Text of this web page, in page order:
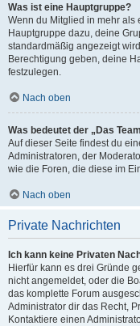
Was ist eine Hauptgruppe?
Wenn du Mitglied in mehr als
Hauptgruppe dazu, deine
standardmäßig angezeigt
Berechtigung geben, deine
festzulegen.
Nach oben
Was bedeutet der „Das
Auf dieser Seite findest du
Administratoren, der
wie die Foren, die diese im
Nach oben
Private Nachrichten
Ich kann keine Privaten
Hierfür kann es drei Gründe
nicht angemeldet, oder die
das komplette Forum
Administrator dir das Recht,
Kontaktiere einen